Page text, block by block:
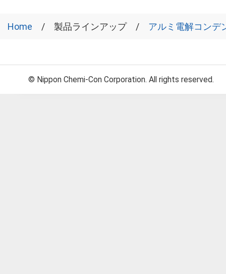
Home 製品ラインアップ アルミ電解コンデ
© Nippon Chemi-Con Corporation. All rights reserved.